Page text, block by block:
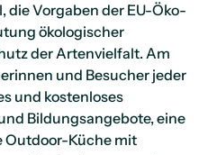
die Vorgaben der EU-Öko-
ökologischer
der Artenvielfalt. Am
und Besucher jeder
und kostenloses
Bildungsangebote, eine
Outdoor-Küche mit